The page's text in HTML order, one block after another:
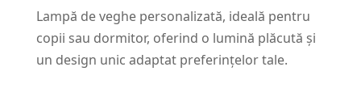
Lampă de veghe personalizată, ideală pentru
copii sau dormitor, oferind o lumină plăcută și
un design unic adaptat preferințelor tale.